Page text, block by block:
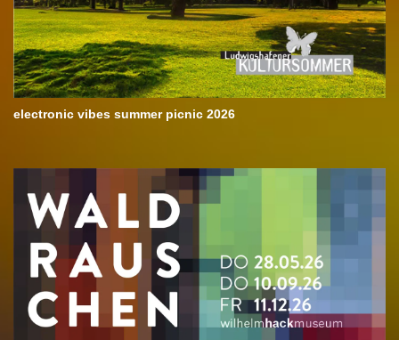
electronic vibes summer picnic 2026